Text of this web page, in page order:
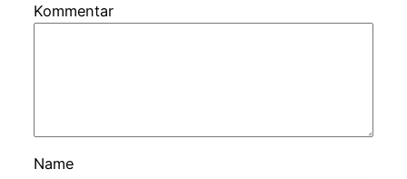
Kommentar
Name